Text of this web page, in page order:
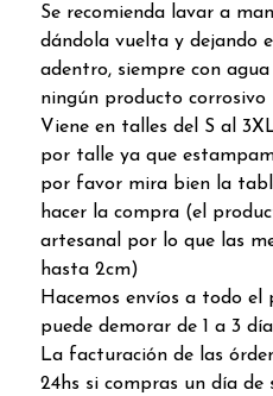
Se recomienda lavar a
dándola vuelta y dejando
adentro, siempre con
ningún producto corrosivo
Viene en talles del S al
por talle ya que
por favor mira bien la
hacer la compra (el
artesanal por lo que las
hasta 2cm)
Hacemos envíos a todo el
puede demorar de 1 a 3
La facturación de las
24hs si compras un día de